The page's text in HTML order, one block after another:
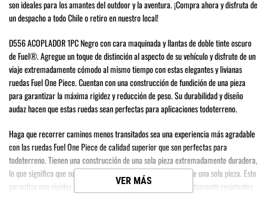
son ideales para los amantes del outdoor y la aventura. ¡Compra ahora y disfruta de
un despacho a todo Chile o retiro en nuestro local!
D556 ACOPLADOR 1PC Negro con cara maquinada y llantas de doble tinte oscuro
de Fuel®. Agregue un toque de distinción al aspecto de su vehículo y disfrute de un
viaje extremadamente cómodo al mismo tiempo con estas elegantes y livianas
ruedas Fuel One Piece. Cuentan con una construcción de fundición de una pieza
para garantizar la máxima rigidez y reducción de peso. Su durabilidad y diseño
audaz hacen que estas ruedas sean perfectas para aplicaciones todoterreno.
Haga que recorrer caminos menos transitados sea una experiencia más agradable
con las ruedas Fuel One Piece de calidad superior que son perfectas para
todoterreno. Tienen una construcción de una sola pieza extremadamente duradera,
lo que significa que su tapa y borde centrales están fundidos de una sola pieza. Esto
garantiza una rigidez superior y hace que estas ruedas sean altamente resistentes
VER MÁS